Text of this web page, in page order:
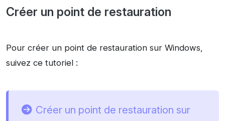
Créer un point de restauration
Pour créer un point de restauration sur Windows,
suivez ce tutoriel :
Créer un point de restauration sur